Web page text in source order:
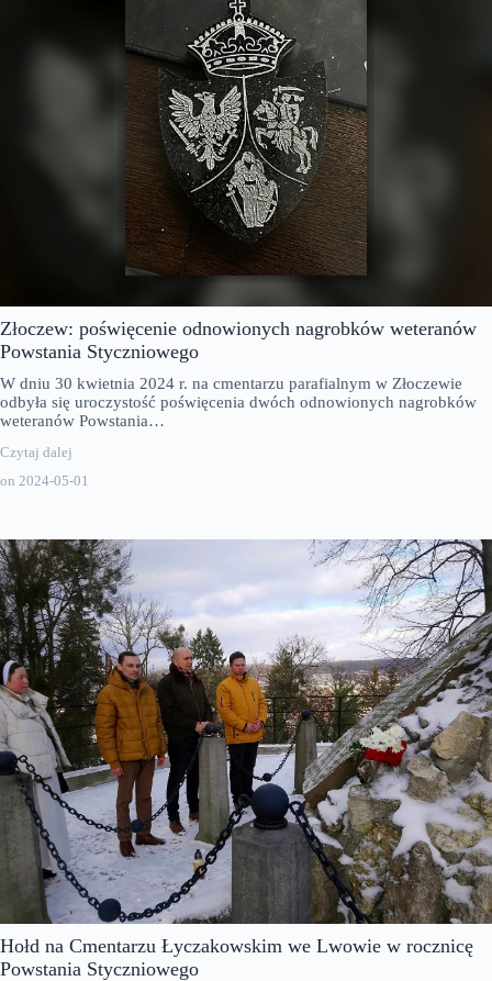
Złoczew: poświęcenie odnowionych nagrobków weteranów
Powstania Styczniowego
on 2024-05-01
W dniu 30 kwietnia 2024 r. na cmentarzu parafialnym w Złoczewie
odbyła się uroczystość poświęcenia dwóch odnowionych nagrobków
weteranów Powstania…
Czytaj dalej
Hołd na Cmentarzu Łyczakowskim we Lwowie w rocznicę
Powstania Styczniowego